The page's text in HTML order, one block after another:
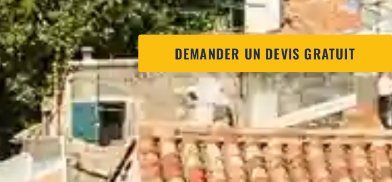
DEMANDER UN DEVIS GRATUIT